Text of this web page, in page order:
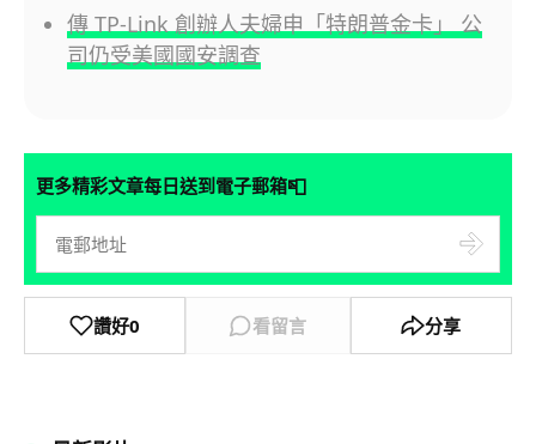
傳 TP-Link 創辦人夫婦申「特朗普金卡」 公
司仍受美國國安調查
更多精彩文章每日送到電子郵箱📮
讚好0 看留言 分享